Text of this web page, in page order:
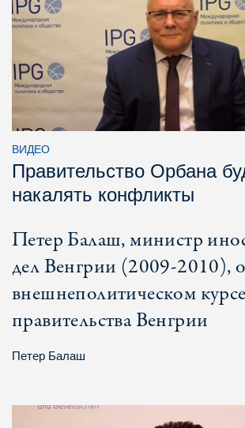
ВИДЕО
Правительство Орбана
накалять конфликты
Петер Балаш, министр
дел Венгрии (2009-2010), о
внешнеполитическом
правительства Венгрии
Петер Балаш